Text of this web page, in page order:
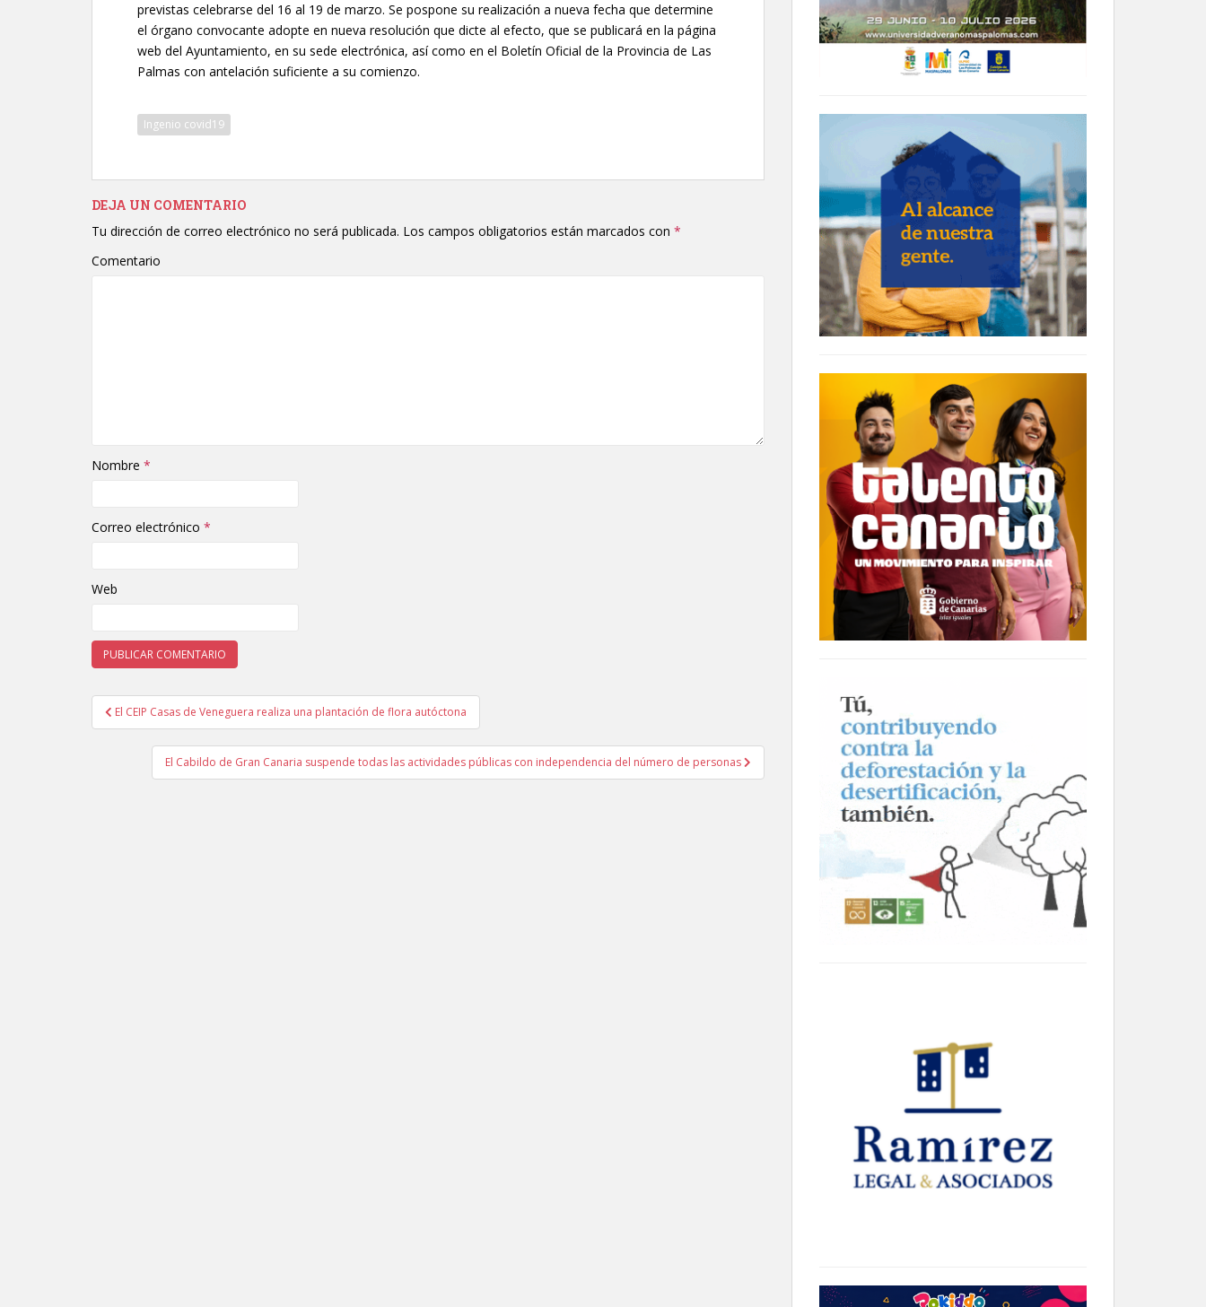
previstas celebrarse del 16 al 19 de marzo. Se pospone su realización a nueva fecha que determine
el órgano convocante adopte en nueva resolución que dicte al efecto, que se publicará en la página
web del Ayuntamiento, en su sede electrónica, así como en el Boletín Oficial de la Provincia de Las
Palmas con antelación suficiente a su comienzo.
Ingenio covid19
DEJA UN COMENTARIO
Tu dirección de correo electrónico no será publicada. Los campos obligatorios están marcados con *
Comentario
Nombre *
Correo electrónico *
Web
Navegación de entradas
El CEIP Casas de Veneguera realiza una plantación de flora autóctona
El Cabildo de Gran Canaria suspende todas las actividades públicas con independencia del número de personas